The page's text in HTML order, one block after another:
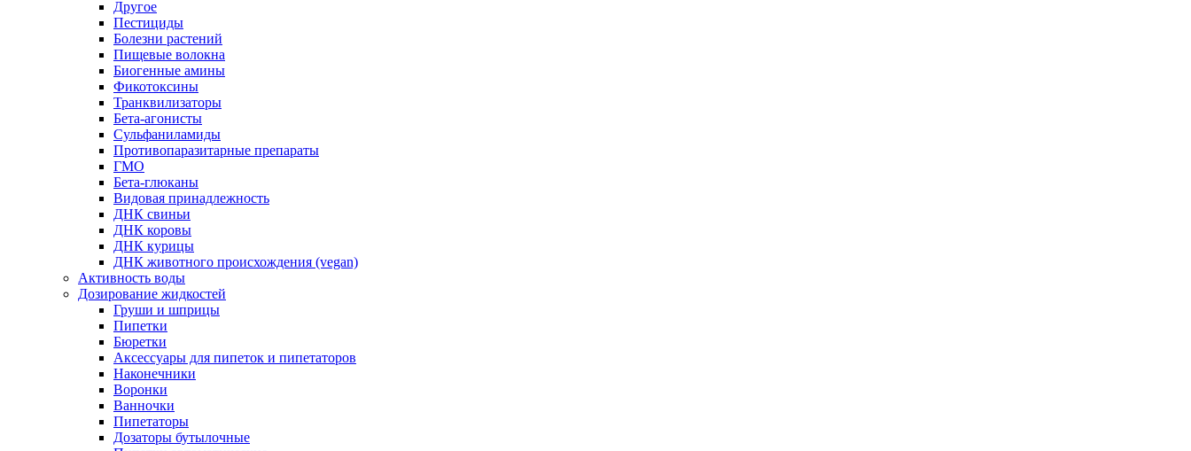
Другое
Пестициды
Болезни растений
Пищевые волокна
Биогенные амины
Фикотоксины
Транквилизаторы
Бета-агонисты
Сульфаниламиды
Противопаразитарные препараты
ГМО
Бета-глюканы
Видовая принадлежность
ДНК свиньи
ДНК коровы
ДНК курицы
ДНК животного происхождения (vegan)
Активность воды
Дозирование жидкостей
Груши и шприцы
Пипетки
Бюретки
Аксессуары для пипеток и пипетаторов
Наконечники
Воронки
Ванночки
Пипетаторы
Дозаторы бутылочные